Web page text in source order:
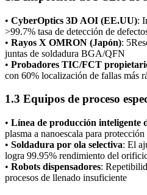
• CyberOptics 3D AOI (EE.UU):
>99.7% tasa de detección de
• Rayos X OMRON (Japón):
juntas de soldadura BGA/QFN
• Probadores TIC/FCT
con 60% localización de fallas más
1.3 Equipos de proceso
• Línea de producción inteligente
plasma a nanoescala para
• Soldadura por ola selectiva: El
logra 99.95% rendimiento del
• Robots dispensadores:
procesos de llenado insuficiente